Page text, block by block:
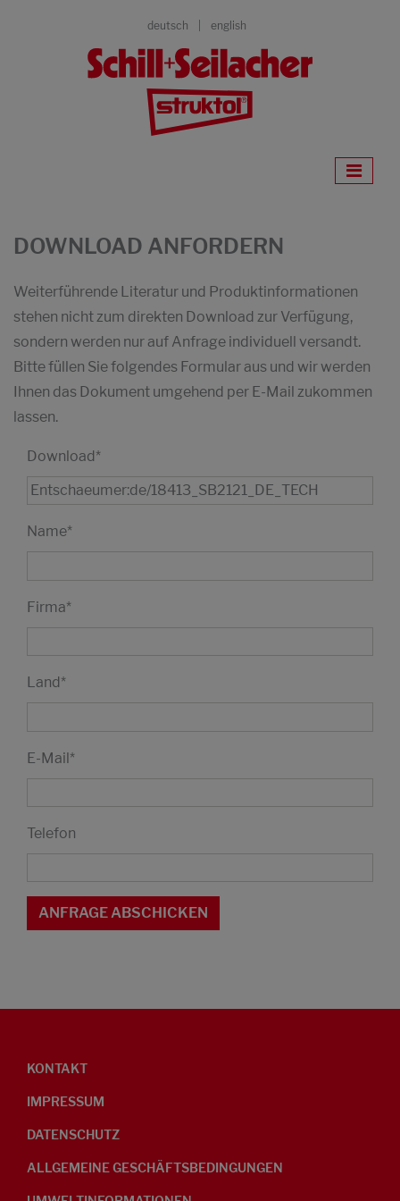
deutsch english
DOWNLOAD ANFORDERN
Weiterführende Literatur und Produktinformationen
stehen nicht zum direkten Download zur Verfügung,
sondern werden nur auf Anfrage individuell versandt.
Bitte füllen Sie folgendes Formular aus und wir werden
Ihnen das Dokument umgehend per E-Mail zukommen
lassen.
Download*
Name*
Firma*
Land*
E-Mail*
Telefon
KONTAKT
IMPRESSUM
DATENSCHUTZ
ALLGEMEINE GESCHÄFTSBEDINGUNGEN